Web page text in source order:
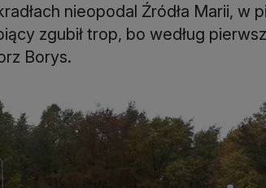
nieopodal Źródła Marii, w
zgubił trop, bo według
Borys.